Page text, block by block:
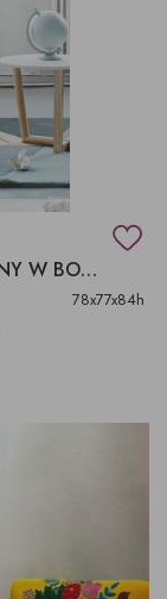
FOTEL OBROTOWY CARMEN, DOSTĘPNY W BOGATEJ KOLORYSTYCE
78x77x84h